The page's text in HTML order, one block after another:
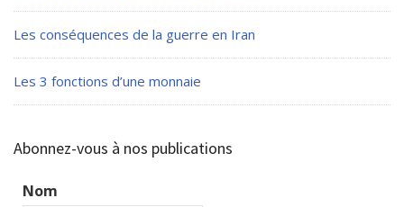
Les conséquences de la guerre en Iran
Les 3 fonctions d’une monnaie
Abonnez-vous à nos publications
Nom